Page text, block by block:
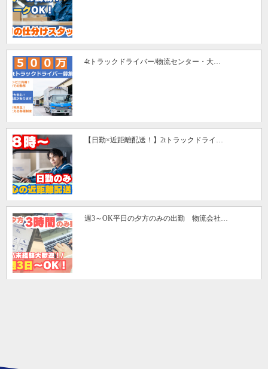
4tトラックドライバー/物流センター・大…
【日勤×近距離配送！】2tトラックドライ…
週3～OK平日の夕方のみの出勤 物流会社…